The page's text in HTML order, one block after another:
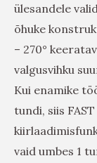
ülesandele
õhuke
– 270°
valgusvihku
Kui enamike
tundi, siis
vaid umbes 1